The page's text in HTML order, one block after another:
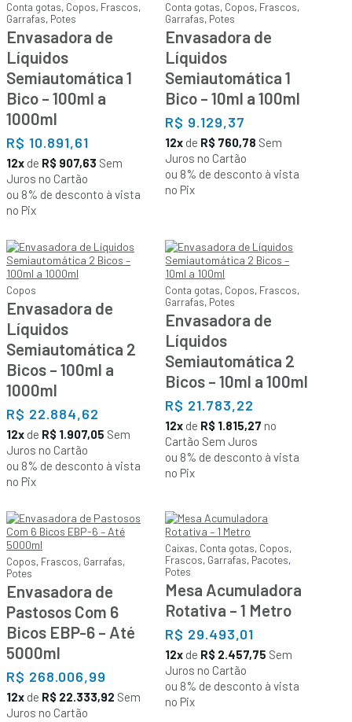
Conta gotas, Copos, Frascos,
Garrafas, Potes
Envasadora de
Líquidos
Semiautomática 1
Bico – 100ml a
1000ml
R$ 10.891,61
12x de R$ 907,63 Sem
Juros no Cartão
ou 8% de desconto à vista
no Pix
Conta gotas, Copos, Frascos,
Garrafas, Potes
Envasadora de
Líquidos
Semiautomática 1
Bico – 10ml a 100ml
R$ 9.129,37
12x de R$ 760,78 Sem
Juros no Cartão
ou 8% de desconto à vista
no Pix
Copos
Envasadora de
Líquidos
Semiautomática 2
Bicos – 100ml a
1000ml
R$ 22.884,62
12x de R$ 1.907,05 Sem
Juros no Cartão
ou 8% de desconto à vista
no Pix
Conta gotas, Copos, Frascos,
Garrafas, Potes
Envasadora de
Líquidos
Semiautomática 2
Bicos – 10ml a 100ml
R$ 21.783,22
12x de R$ 1.815,27 no
Cartão Sem Juros
ou 8% de desconto à vista
no Pix
Copos, Frascos, Garrafas,
Potes
Envasadora de
Pastosos Com 6
Bicos EBP-6 – Até
5000ml
R$ 268.006,99
12x de R$ 22.333,92 Sem
Juros no Cartão
Caixas, Conta gotas, Copos,
Frascos, Garrafas, Pacotes,
Potes
Mesa Acumuladora
Rotativa – 1 Metro
R$ 29.493,01
12x de R$ 2.457,75 Sem
Juros no Cartão
ou 8% de desconto à vista
no Pix